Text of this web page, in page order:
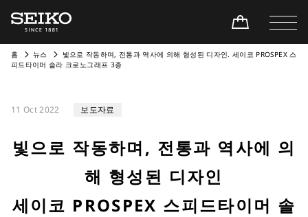
홈 뉴스
빛으로 작동하며, 전통과 역사에 의해 형성된 디자인. 세이코 PROSPEX 스
피드타이머 솔라 크로노그래프 3종
11 Oct 2022 보도자료
빛으로 작동하며, 전통과 역사에 의
해 형성된 디자인
세이코 PROSPEX 스피드타이머 솔